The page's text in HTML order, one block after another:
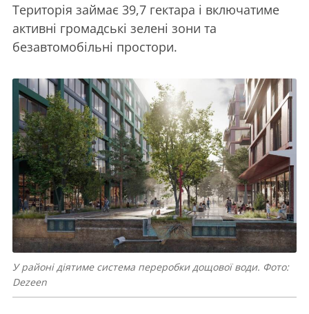
Територія займає 39,7 гектара і включатиме
активні громадські зелені зони та
безавтомобільні простори.
У районі діятиме система переробки дощової води. Фото:
Dezeen